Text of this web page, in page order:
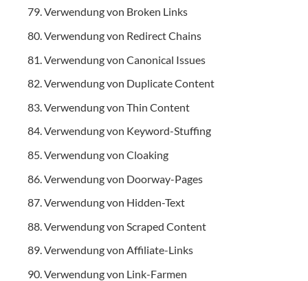
Verwendung von Broken Links
Verwendung von Redirect Chains
Verwendung von Canonical Issues
Verwendung von Duplicate Content
Verwendung von Thin Content
Verwendung von Keyword-Stuffing
Verwendung von Cloaking
Verwendung von Doorway-Pages
Verwendung von Hidden-Text
Verwendung von Scraped Content
Verwendung von Affiliate-Links
Verwendung von Link-Farmen